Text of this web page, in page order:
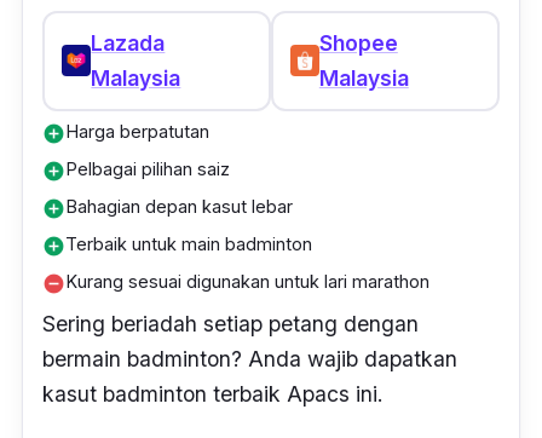
Review:
"Dah cuba dekat court, memang selesa dan
menyokong kaki dengan baik. Pengudaraan
dalam kasut pun bagus sebab tak rasa panas.
Dapat rasa cengkaman yang bagus."
Lazada
Malaysia
Shopee
Malaysia
add_circleHarga berpatutan
add_circlePelbagai pilihan saiz
add_circleBahagian depan kasut lebar
add_circleTerbaik untuk main badminton
remove_circleKurang sesuai digunakan untuk lari marathon
Sering beriadah setiap petang dengan
bermain badminton? Anda wajib dapatkan
kasut badminton terbaik Apacs ini.